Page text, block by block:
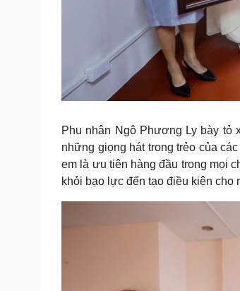
Phu nhân Ngô Phương Ly bày tỏ
những giọng hát trong trẻo của
em là ưu tiên hàng đầu trong mọi
khỏi bạo lực đến tạo điều kiện